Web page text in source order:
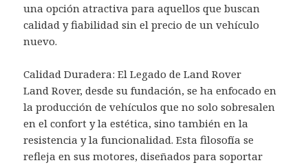
una opción atractiva para aquellos que buscan
calidad y fiabilidad sin el precio de un vehículo
nuevo.
Calidad Duradera: El Legado de Land Rover
Land Rover, desde su fundación, se ha enfocado en
la producción de vehículos que no solo sobresalen
en el confort y la estética, sino también en la
resistencia y la funcionalidad. Esta filosofía se
refleja en sus motores, diseñados para soportar